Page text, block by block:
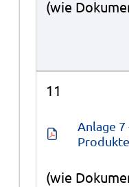
(wie
11
Anlage
(wie